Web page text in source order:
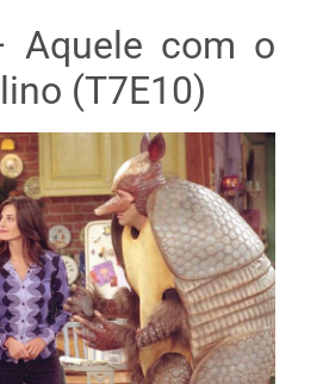
Aquele com o
(T7E10)